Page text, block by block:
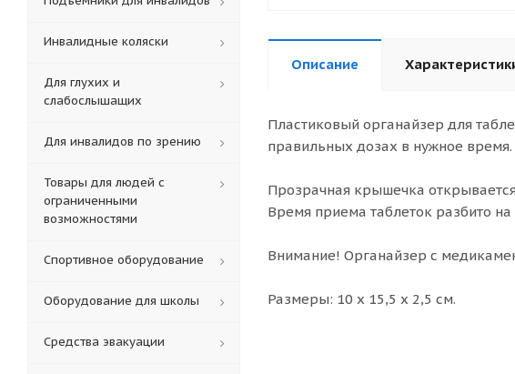
Описание
Пластиковый органайзер для
правильных дозах в нужное время.
Прозрачная крышечка
Время приема таблеток разбито на
Внимание! Органайзер с
Размеры: 10 х 15,5 х 2,5 см.
Инвалидные коляски
Для глухих и
слабослышащих
Для инвалидов по зрению
Товары для людей с
ограниченными
возможностями
Спортивное оборудование
Оборудование для школы
Средства эвакуации